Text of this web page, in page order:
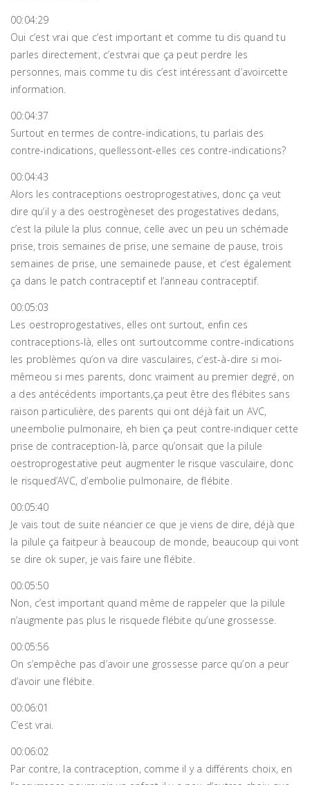
00:04:29
Oui c’est vrai que c’est important et comme tu dis quand tu
parles directement, c’estvrai que ça peut perdre les
personnes, mais comme tu dis c’est intéressant d’avoircette
information.
00:04:37
Surtout en termes de contre-indications, tu parlais des
contre-indications, quellessont-elles ces contre-indications?
00:04:43
Alors les contraceptions oestroprogestatives, donc ça veut
dire qu’il y a des oestrogèneset des progestatives dedans,
c’est la pilule la plus connue, celle avec un peu un schémade
prise, trois semaines de prise, une semaine de pause, trois
semaines de prise, une semainede pause, et c’est également
ça dans le patch contraceptif et l’anneau contraceptif.
00:05:03
Les oestroprogestatives, elles ont surtout, enfin ces
contraceptions-là, elles ont surtoutcomme contre-indications
les problèmes qu’on va dire vasculaires, c’est-à-dire si moi-
mêmeou si mes parents, donc vraiment au premier degré, on
a des antécédents importants,ça peut être des flébites sans
raison particulière, des parents qui ont déjà fait un AVC,
uneembolie pulmonaire, eh bien ça peut contre-indiquer cette
prise de contraception-là, parce qu’onsait que la pilule
oestroprogestative peut augmenter le risque vasculaire, donc
le risqued’AVC, d’embolie pulmonaire, de flébite.
00:05:40
Je vais tout de suite néancier ce que je viens de dire, déjà que
la pilule ça faitpeur à beaucoup de monde, beaucoup qui vont
se dire ok super, je vais faire une flébite.
00:05:50
Non, c’est important quand même de rappeler que la pilule
n’augmente pas plus le risquede flébite qu’une grossesse.
00:05:56
On s’empêche pas d’avoir une grossesse parce qu’on a peur
d’avoir une flébite.
00:06:01
C’est vrai.
00:06:02
Par contre, la contraception, comme il y a différents choix, en